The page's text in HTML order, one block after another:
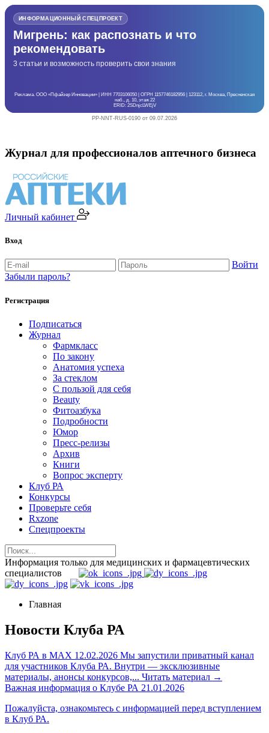
ИНФОРМАЦИОННЫЙ СПЕЦПРОЕКТ
Мигрень: как распознать и что
рекомендовать
3 статьи и возможность проверить свои знания
Реклама. ООО «Пфайзер Инновации» | ИНН 7703106050 | ОГРН 1157746182956 | 123112, г. Москва, Пресненская
наб., д. 10, этаж 22
ERID: 2SDnjcLWEjV
PP-NNT-RUS-0190 от 09.07.2026
Журнал для профессионалов аптечного бизнеса
Личный кабинет
Вход
Войти
Забыли пароль?
Регистрация
Подписаться
Журнал
Фармкласс
По закону
Анатомия успеха
За стеклом
С пользой для себя
Beauty
Фитоазбука
Подробности
Юмор
Пресс-релизы
Архив
Книги
Вопрос эксперту
Клуб РА
Конкурсы
Проверьте себя
Rxzone
Спецпроекты
Информация только для медицинских и фармацевтических
специалистов
Главная
Новости Клуба РА
Клуб РА в MAX 12.02.2026 Мы запустили приватный канал
для участников Клуба РА. Внутри — эксклюзивные
материалы, анонсы конкурсов,... Читать материал →
Важная информация о Клубе РА 21.01.2026
Пожалуйста, ознакомьтесь с информацией перед вступлением
в Клуб РА.